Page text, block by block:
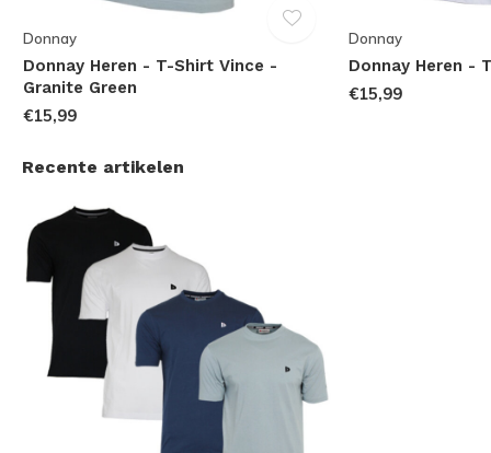
Donnay
Donnay Heren - T-Shirt Vince -
Granite Green
€15,99
Donnay
Donnay Heren -
€15,99
Recente artikelen